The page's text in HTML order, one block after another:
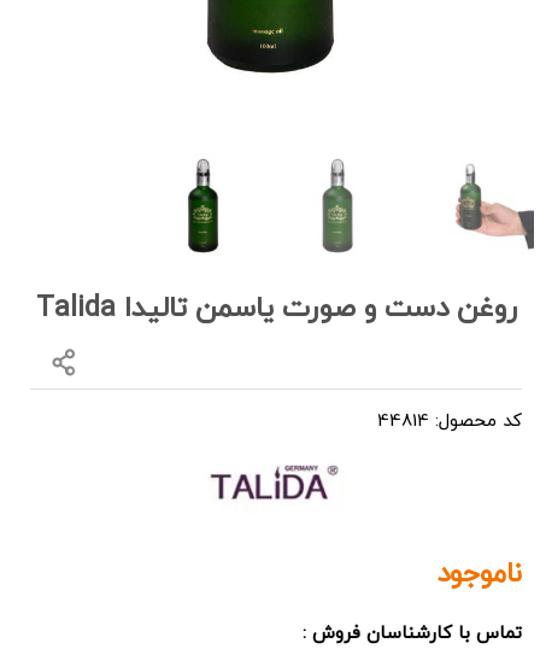
روغن دست و صورت یاسمن تالیدا Talida
کد محصول: 44814
ناموجود
تماس با کارشناسان فروش :